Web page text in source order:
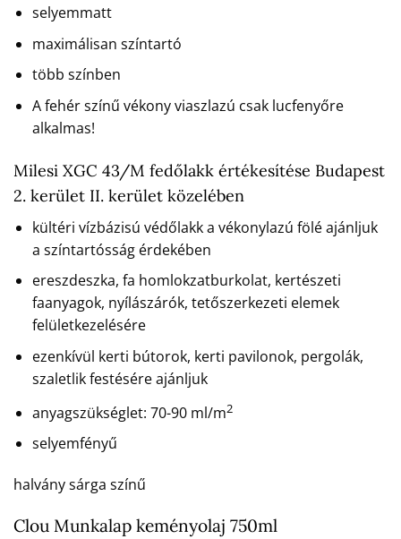
selyemmatt
maximálisan színtartó
több színben
A fehér színű vékony viaszlazú csak lucfenyőre
alkalmas!
Milesi XGC 43/M fedőlakk értékesítése Budapest
2. kerület II. kerület közelében
kültéri vízbázisú védőlakk a vékonylazú fölé ajánljuk
a színtartósság érdekében
ereszdeszka, fa homlokzatburkolat, kertészeti
faanyagok, nyílászárók, tetőszerkezeti elemek
felületkezelésére
ezenkívül kerti bútorok, kerti pavilonok, pergolák,
szaletlik festésére ajánljuk
anyagszükséglet: 70-90 ml/m2
selyemfényű
halvány sárga színű
Clou Munkalap keményolaj 750ml